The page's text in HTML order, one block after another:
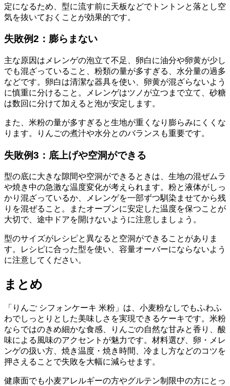
定になるため、型に流す前に天板などでトントンと落とし空
気を抜いておくことが効果的です。
失敗例2：膨らまない
主な原因はメレンゲの泡立て不足、卵白に油分や卵黄が少し
でも混ざっていること、粉類の量が多すぎる、水分量の過多
などです。卵白は清潔な器具を使い、卵黄が混ざらないよう
に慎重に分けること。メレンゲはツノが立つまで立て、砂糖
は数回に分けて加えると泡が安定します。
また、米粉の量が多すぎると生地が重くなり膨らみにくくな
ります。りんごの煮汁や水分とのバランスも重要です。
失敗例3：底上げや空洞ができる
型の底に大きな隙間や空洞ができるときは、生地の混ぜムラ
や焼き中の急激な温度変化が考えられます。粉と液体がしっ
かり混ざっているか、メレンゲを一部ずつ馴染ませてから残
りを混ぜること。またオーブンに安定した温度を保つことが
大切で、途中ドアを開けないように注意しましょう。
型のサイズがレシピと異なると空洞ができることがありま
す。レシピに合った型を使い、容量オーバーにならないよう
に注意してください。
まとめ
「りんご シフォンケーキ 米粉」は、小麦粉なしでもふわふ
わでしっとりとした美味しさを実現できるケーキです。米粉
ならではのきめ細かな食感、りんごの自然な甘みと香り、酸
味による風味のアクセントが魅力です。材料選び、卵・メレ
ンゲの扱い方、焼き温度・焼き時間、冷まし方などのコツを
押さえることで失敗を大幅に減らせます。
健康面でも小麦アレルギーの方やグルテン制限中の方にとっ